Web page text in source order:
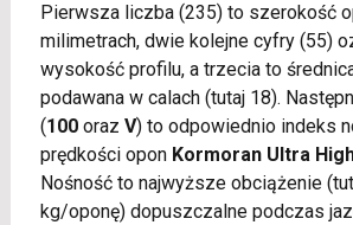
Pierwsza liczba (235) to szerokość
milimetrach, dwie kolejne cyfry (55)
wysokość profilu, a trzecia to
podawana w calach (tutaj 18).
(100oraz V) to odpowiednio indeks
prędkości opon Kormoran Ultra
Nośność to najwyższe obciążenie
kg/oponę) dopuszczalne podczas